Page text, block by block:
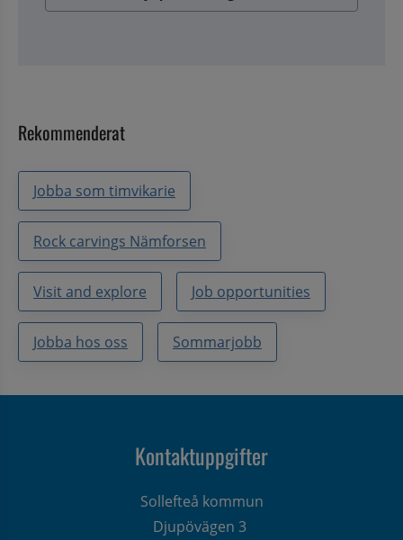
Rekommenderat
Jobba som timvikarie
Rock carvings Nämforsen
Visit and explore Job opportunities
Jobba hos oss Sommarjobb
Kontaktuppgifter
Sollefteå kommun
Djupövägen 3